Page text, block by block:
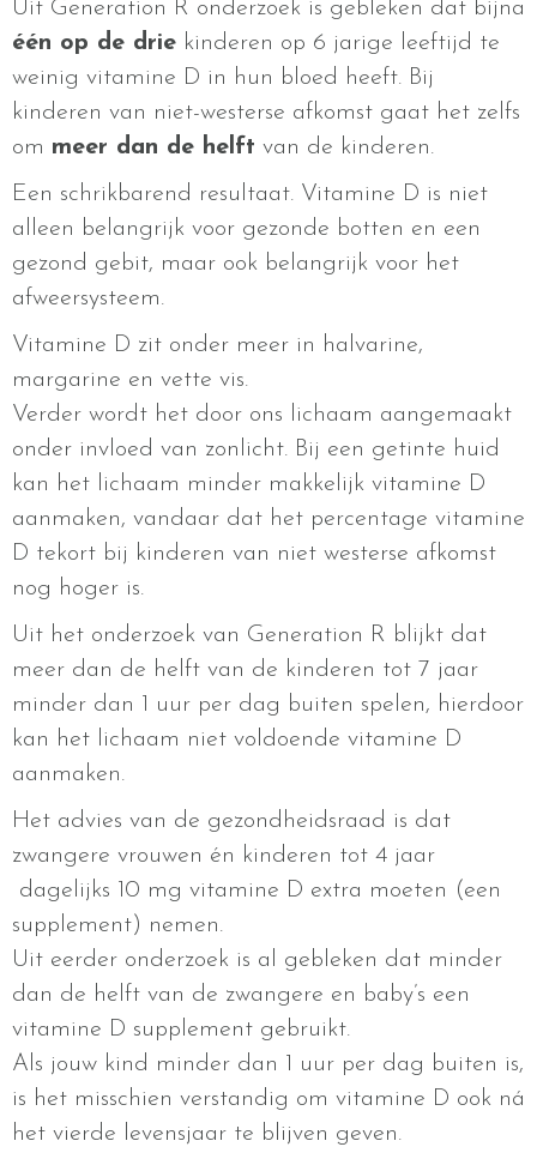
Uit Generation R onderzoek is gebleken dat bijna
één op de drie kinderen op 6 jarige leeftijd te
weinig vitamine D in hun bloed heeft. Bij
kinderen van niet-westerse afkomst gaat het zelfs
om meer dan de helft van de kinderen.
Een schrikbarend resultaat. Vitamine D is niet
alleen belangrijk voor gezonde botten en een
gezond gebit, maar ook belangrijk voor het
afweersysteem.
Vitamine D zit onder meer in halvarine,
margarine en vette vis.
Verder wordt het door ons lichaam aangemaakt
onder invloed van zonlicht. Bij een getinte huid
kan het lichaam minder makkelijk vitamine D
aanmaken, vandaar dat het percentage vitamine
D tekort bij kinderen van niet westerse afkomst
nog hoger is.
Uit het onderzoek van Generation R blijkt dat
meer dan de helft van de kinderen tot 7 jaar
minder dan 1 uur per dag buiten spelen, hierdoor
kan het lichaam niet voldoende vitamine D
aanmaken.
Het advies van de gezondheidsraad is dat
zwangere vrouwen én kinderen tot 4 jaar
dagelijks 10 mg vitamine D extra moeten (een
supplement) nemen.
Uit eerder onderzoek is al gebleken dat minder
dan de helft van de zwangere en baby’s een
vitamine D supplement gebruikt.
Als jouw kind minder dan 1 uur per dag buiten is,
is het misschien verstandig om vitamine D ook ná
het vierde levensjaar te blijven geven.